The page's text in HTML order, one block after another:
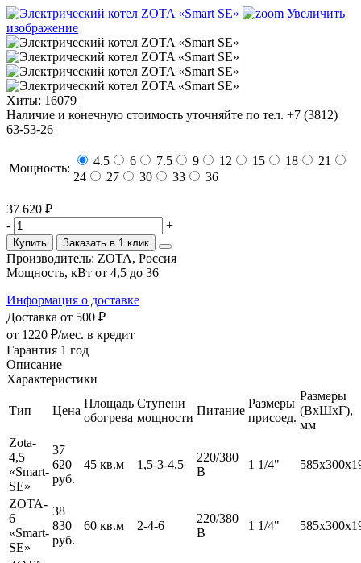
Увеличить
изображение
Хиты: 16079 |
Наличие и конечную стоимость уточняйте по тел. +7 (3812)
63-53-26
Мощность:
4.5 6 7.5 9 12 15 18
21
24
27 30 33 36
37 620 ₽
-
+
Купить Заказать в 1 клик
Производитель: ZOTA, Россия
Мощность, кВт от 4,5 до 36
Информация о доставке
Доставка от 500 ₽
от 1220 ₽/мес. в кредит
Гарантия 1 год
Описание
Характеристики
Тип Цена
Площадь
обогрева
Ступени
мощности
Питание
Размеры
присоед.
Размеры
(ВхШхГ),
мм
Zota-
4,5
«Smart-
SE»
37
620
руб.
45 кв.м 1,5-3-4,5
220/380
В
1 1/4"
ZOTA-
6
«Smart-
SE»
38
830
руб.
60 кв.м 2-4-6
220/380
В
1 1/4"